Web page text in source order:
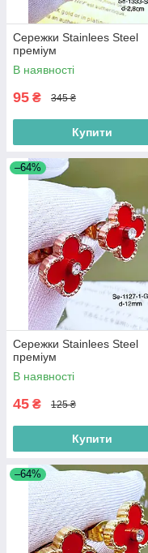
Сережки Stainlees Steel
преміум
В наявності
95 ₴ 345 ₴
Купити
–64%
Сережки Stainlees Steel
преміум
В наявності
45 ₴ 125 ₴
Купити
–64%